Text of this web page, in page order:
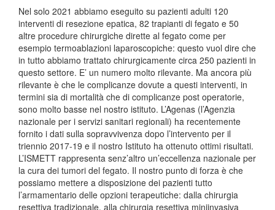
Nel solo 2021 abbiamo eseguito su pazienti adulti 120
interventi di resezione epatica, 82 trapianti di fegato e 50
altre procedure chirurgiche dirette al fegato come per
esempio termoablazioni laparoscopiche: questo vuol dire che
in tutto abbiamo trattato chirurgicamente circa 250 pazienti in
questo settore. E’ un numero molto rilevante. Ma ancora più
rilevante è che le complicanze dovute a questi interventi, in
termini sia di mortalità che di complicanze post operatorie,
sono molto basse nel nostro istituto. L’Agenas (l’Agenzia
nazionale per i servizi sanitari regionali) ha recentemente
fornito i dati sulla sopravvivenza dopo l’intervento per il
triennio 2017-19 e il nostro Istituto ha ottenuto ottimi risultati.
L’ISMETT rappresenta senz’altro un’eccellenza nazionale per
la cura dei tumori del fegato. Il nostro punto di forza è che
possiamo mettere a disposizione dei pazienti tutto
l’armamentario delle opzioni terapeutiche: dalla chirurgia
resettiva tradizionale, alla chirurgia resettiva miniinvasiva